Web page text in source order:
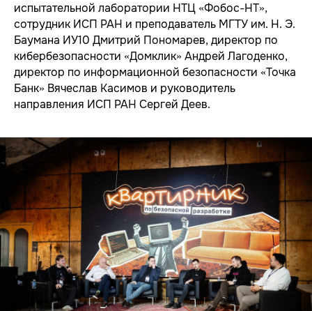
испытательной лаборатории НТЦ «Фобос-НТ»,
сотрудник ИСП РАН и преподаватель МГТУ им. Н. Э.
Баумана ИУ10 Дмитрий Пономарев, директор по
кибербезопасности «Домклик» Андрей Лагоденко,
директор по информационной безопасности «Точка
Банк» Вячеслав Касимов и руководитель
направления ИСП РАН Сергей Деев.